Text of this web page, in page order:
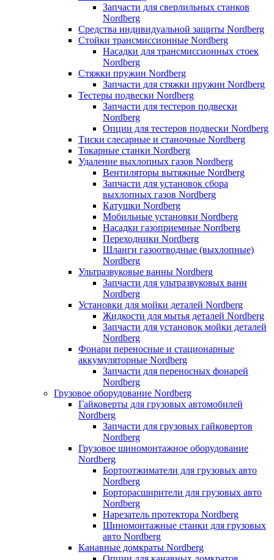
Запчасти для сверлильных станков
Nordberg
Средства индивидуальной защиты Nordberg
Стойки трансмиссионные Nordberg
Насадки для трансмиссионных стоек
Nordberg
Стяжки пружин Nordberg
Запчасти для стяжки пружин Nordberg
Тестеры подвески Nordberg
Запчасти для тестеров подвески
Nordberg
Опции для тестеров подвески Nordberg
Тиски слесарные и станочные Nordberg
Токарные станки Nordberg
Удаление выхлопных газов Nordberg
Вентиляторы вытяжные Nordberg
Запчасти для установок сбора
выхлопных газов Nordberg
Катушки Nordberg
Мобильные установки Nordberg
Насадки газоприемные Nordberg
Переходники Nordberg
Шланги газоотводные (выхлопные)
Nordberg
Ультразвуковые ванны Nordberg
Запчасти для ультразвуковых ванн
Nordberg
Установки для мойки деталей Nordberg
Жидкости для мытья деталей Nordberg
Запчасти для установок мойки деталей
Nordberg
Фонари переносные и стационарные
аккумуляторные Nordberg
Запчасти для переносных фонарей
Nordberg
Грузовое оборудование Nordberg
Гайковерты для грузовых автомобилей
Nordberg
Запчасти для грузовых гайковертов
Nordberg
Грузовое шиномонтажное оборудование
Nordberg
Бортоотжиматели для грузовых авто
Nordberg
Борторасширители для грузовых авто
Nordberg
Нарезатель протектора Nordberg
Шиномонтажные станки для грузовых
авто Nordberg
Канавные домкраты Nordberg